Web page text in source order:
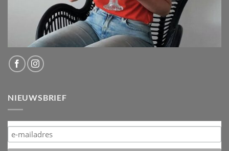
NIEUWSBRIEF